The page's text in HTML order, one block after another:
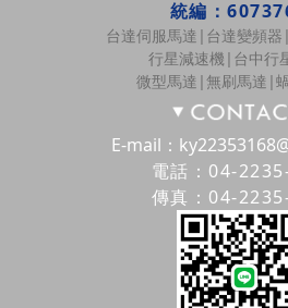
統編：
台達伺服馬達|台達變頻
行星減速機|台中行
微型馬達|無刷馬達|
E-mail：
電話：04-
傳真：04-